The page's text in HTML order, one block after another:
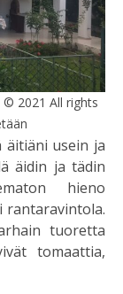
© 2021 All rights
äitiäni usein ja
äidin ja tädin
hieno
rantaravintola.
tuoretta
tomaattia,